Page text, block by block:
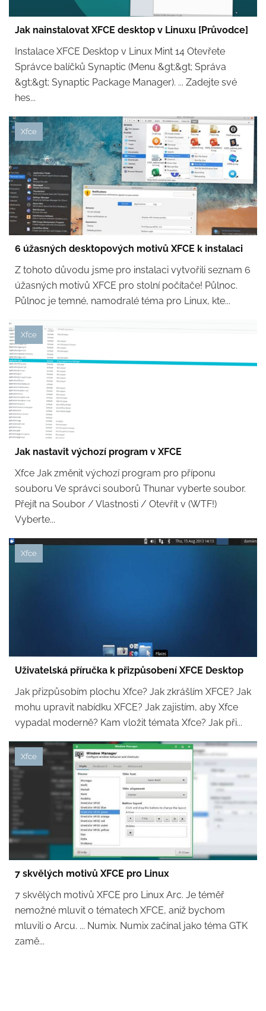
Jak nainstalovat XFCE desktop v Linuxu [Průvodce]
Instalace XFCE Desktop v Linux Mint 14 Otevřete
Správce balíčků Synaptic (Menu &gt;&gt; Správa
&gt;&gt; Synaptic Package Manager). ... Zadejte své
hes...
Xfce
6 úžasných desktopových motivů XFCE k instalaci
Z tohoto důvodu jsme pro instalaci vytvořili seznam 6
úžasných motivů XFCE pro stolní počítače! Půlnoc.
Půlnoc je temné, namodralé téma pro Linux, kte...
Xfce
Jak nastavit výchozí program v XFCE
Xfce Jak změnit výchozí program pro příponu
souboru Ve správci souborů Thunar vyberte soubor.
Přejít na Soubor / Vlastnosti / Otevřít v (WTF!)
Vyberte...
Xfce
Uživatelská příručka k přizpůsobení XFCE Desktop
Jak přizpůsobím plochu Xfce? Jak zkrášlím XFCE? Jak
mohu upravit nabídku XFCE? Jak zajistím, aby Xfce
vypadal moderně? Kam vložit témata Xfce? Jak při...
Xfce
7 skvělých motivů XFCE pro Linux
7 skvělých motivů XFCE pro Linux Arc. Je téměř
nemožné mluvit o tématech XFCE, aniž bychom
mluvili o Arcu. ... Numix. Numix začínal jako téma GTK
zamě...